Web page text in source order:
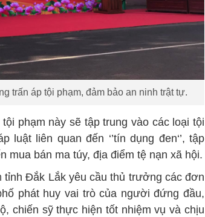
trấn áp tội phạm, đảm bảo an ninh trật tự.
phạm này sẽ tập trung vào các loại tội
liên quan đến ‘’tín dụng đen‘’, tập
mua bán ma túy, địa điểm tệ nạn xã hội.
Đắk Lắk yêu cầu thủ trưởng các đơn
phát huy vai trò của người đứng đầu,
chiến sỹ thực hiện tốt nhiệm vụ và chịu